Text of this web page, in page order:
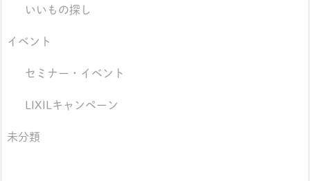
いいもの探し
イベント
セミナー・イベント
LIXILキャンペーン
未分類